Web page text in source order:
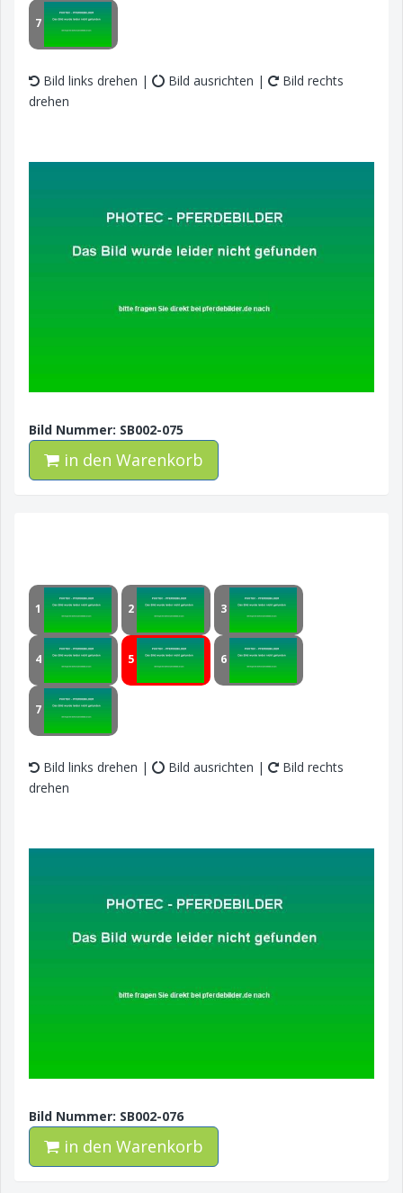
7
Bild links drehen | Bild ausrichten |
Bild rechts
drehen
Bild Nummer: SB002-075
in den Warenkorb
1 2 3
4 5 6
7
Bild links drehen | Bild ausrichten |
Bild rechts
drehen
Bild Nummer: SB002-076
in den Warenkorb